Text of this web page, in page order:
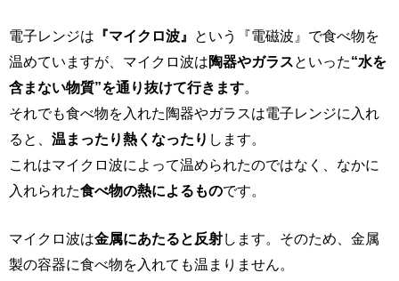
電子レンジは 『マイクロ波』
という『電磁波』で食べ物を
温めていますが、マイクロ波は陶器やガラスといった“水を
含まない物質”を通り抜けて行きます。
それでも食べ物を入れた陶器やガラスは電子レンジに入れ
ると、 温まったり熱くなったり します。
これはマイクロ波によって温められたのではなく、なかに
入れられた食べ物の熱によるものです。
マイクロ波は金属にあたると反射します。そのため、金属
製の容器に食べ物を入れても温まりません。